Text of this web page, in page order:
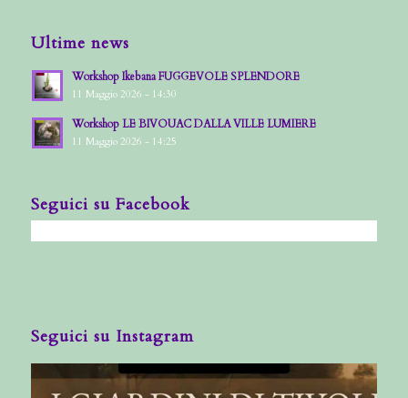
Ultime news
Workshop Ikebana FUGGEVOLE SPLENDORE
11 Maggio 2026 - 14:30
Workshop LE BIVOUAC DALLA VILLE LUMIERE
11 Maggio 2026 - 14:25
Seguici su Facebook
Seguici su Instagram